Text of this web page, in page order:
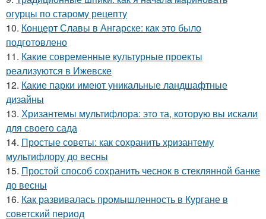
огурцы по старому рецепту
10. Концерт Славы в Ангарске: как это было
подготовлено
11. Какие современные культурные проекты
реализуются в Ижевске
12. Какие парки имеют уникальные ландшафтные
дизайны
13. Хризантемы мультифлора: это та, которую вы искали
для своего сада
14. Простые советы: как сохранить хризантему
мультифлору до весны
15. Простой способ сохранить чеснок в стеклянной банке
до весны
16. Как развивалась промышленность в Кургане в
советский период